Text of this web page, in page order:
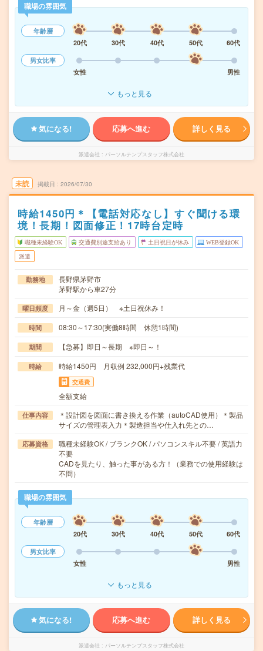
職場の雰囲気
年齢層
20代
30代 40代 50代
60代
男女比率
女性
男性
もっと見る
気になる! 応募へ進む 詳しく見る
派遣会社 パーソルテンプスタッフ株式会社
未読 掲載日 2026/07/30
時給1450円＊【電話対応なし】すぐ聞ける環
境！長期！図面修正！17時台定時
職種未経験OK 交通費別途支給あり 土日祝日が休み WEB登録OK
派遣
勤務地
長野県茅野市
茅野駅から車27分
曜日頻度 月～金（週5日） ※土日祝休み！
時間 08:30～17:30(実働8時間 休憩1時間)
期間 【急募】即日～長期 ※即日～！
時給 時給1450円 月収例 232,000円+残業代
交通費
全額支給
仕事内容
＊設計図を図面に書き換える作業（autoCAD使用）＊製品
サイズの管理表入力＊製造担当や仕入れ先との…
応募資格
職種未経験OK / ブランクOK / パソコンスキル不要 / 英語力
不要
CADを見たり、触った事がある方！（業務での使用経験は
不問）
職場の雰囲気
年齢層
20代
30代 40代 50代
60代
男女比率
女性
男性
もっと見る
気になる! 応募へ進む 詳しく見る
派遣会社 パーソルテンプスタッフ株式会社